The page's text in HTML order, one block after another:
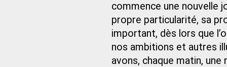
commence une nouvelle
propre particularité, sa
important, dès lors que
nos ambitions et autres
avons, chaque matin, une